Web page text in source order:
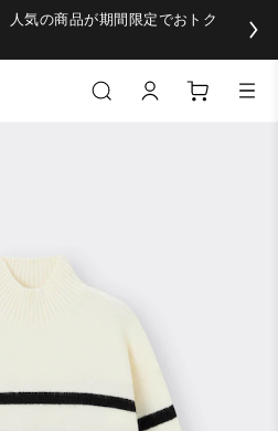
人気の商品が期間限定でおトク